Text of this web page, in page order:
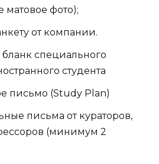
фото);
от компании.
специального
студента
письмо (Study Plan)
письма от кураторов,
(минимум 2